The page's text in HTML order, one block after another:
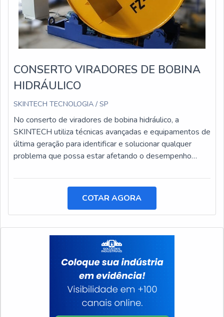
CONSERTO VIRADORES DE BOBINA
HIDRÁULICO
SKINTECH TECNOLOGIA / SP
No conserto de viradores de bobina hidráulico, a
SKINTECH utiliza técnicas avançadas e equipamentos de
última geração para identificar e solucionar qualquer
problema que possa estar afetando o desempenho
COTAR AGORA